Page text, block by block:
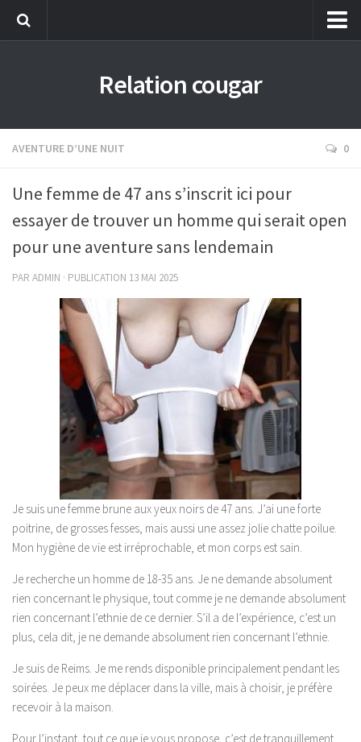
Grande expérience
Réaliser un fantasme
Rencontre suivie
Webcam d’une cougar
Relation cougar
AVENTURE D’UNE NUIT 0
Une femme de 47 ans s’inscrit ici pour
essayer de trouver un homme qui serait open
pour une aventure sans lendemain
PAR ADMIN · PUBLICATION 13 MAI 2025
Je suis une femme brune aux yeux noirs de 47 ans. J’ai une forte
poitrine, de grosses fesses, mais aussi une assez jolie chatte poilue.
Mon hygiène de vie est irréprochable, et mon corps est sain.
Je recherche un homme de 18-35 ans. Je ne demande absolument
rien concernant le physique, tout comme je ne demande absolument
rien concernant l’ethnie de ce dernier. S’il a de l’expérience, c’est un
plus, cela dit, je ne demande absolument rien concernant l’ethnie.
Je suis de Reims. Je me rends disponible principalement pendant les
soirées. Je peux me déplacer dans la ville, mais à choisir, je préfère
recevoir à la maison.
Pour l’instant, tout ce que je vous propose, c’est de tranquillement